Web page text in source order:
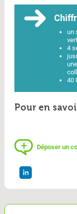
un
4
40
Pour en
Déposer un